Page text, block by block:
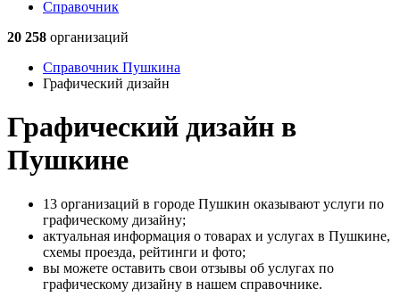
Справочник
20 258 организаций
Справочник Пушкина
Графический дизайн
Графический дизайн в
Пушкине
13 организаций в городе Пушкин оказывают услуги по
графическому дизайну;
актуальная информация о товарах и услугах в Пушкине,
схемы проезда, рейтинги и фото;
вы можете оставить свои отзывы об услугах по
графическому дизайну в нашем справочнике.